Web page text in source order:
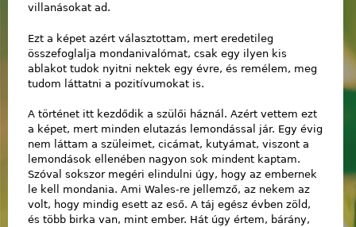
villanásokat ad.
Ezt a képet azért választottam, mert eredetileg
összefoglalja mondanivalómat, csak egy ilyen kis
ablakot tudok nyitni nektek egy évre, és remélem, meg
tudom láttatni a pozitívumokat is.
A történet itt kezdődik a szülői háznál. Azért vettem ezt
a képet, mert minden elutazás lemondással jár. Egy évig
nem láttam a szüleimet, cicámat, kutyámat, viszont a
lemondások ellenében nagyon sok mindent kaptam.
Szóval sokszor megéri elindulni úgy, hogy az embernek
le kell mondania. Ami Wales-re jellemző, az nekem az
volt, hogy mindig esett az eső. A táj egész évben zöld,
és több birka van, mint ember. Hát úgy értem, bárány,